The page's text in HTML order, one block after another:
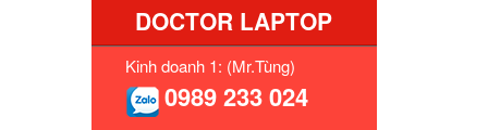
DOCTOR LAPTOP
Kinh doanh 1: (Mr.Tùng)
0989 233 024